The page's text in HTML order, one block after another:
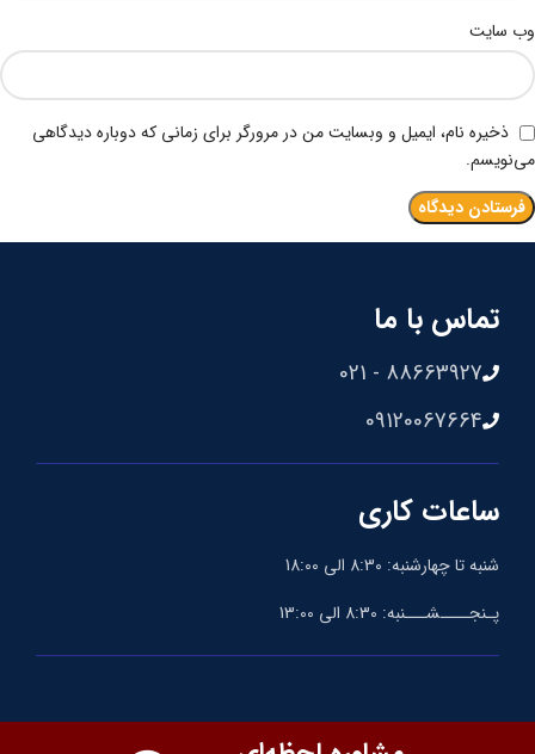
وب‌ سایت
ذخیره نام، ایمیل و وبسایت من در مرورگر برای زمانی که دوباره دیدگاهی
می‌نویسم.
تماس با ما
88663927 - 021
09120067664
ساعات کاری
شنبه تا چهارشنبه: 8:30 الی 18:00
پـنجــــشـــنبه: 8:30 الی 13:00